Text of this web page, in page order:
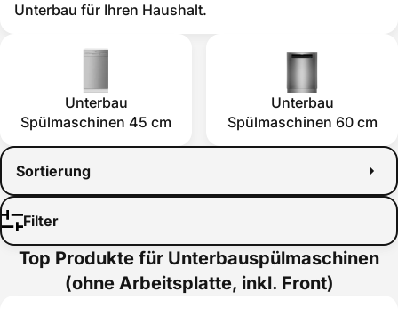
Sortierung
Filter
Unterbau für Ihren Haushalt.
Unterbau
Spülmaschinen 45 cm
Unterbau
Spülmaschinen 60 cm
Top Produkte für Unterbauspülmaschinen
(ohne Arbeitsplatte, inkl. Front)